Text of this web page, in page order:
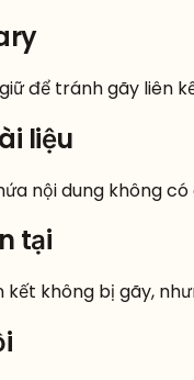
để tránh gãy liên
liệu
nội dung không có
tại
không bị gãy,